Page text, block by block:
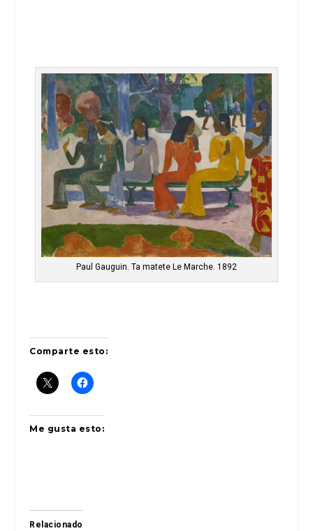
Paul Gauguin. Ta matete Le Marche. 1892
Comparte esto:
Me gusta esto:
Relacionado